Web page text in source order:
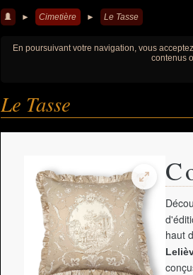
► Cimetière ► Le Tasse
En poursuivant votre navigation, vous
contenus
Le Tasse
haut